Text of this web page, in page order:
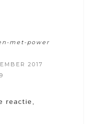
met-power
2017
reactie,